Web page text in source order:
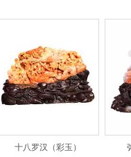
十八罗汉（彩玉）